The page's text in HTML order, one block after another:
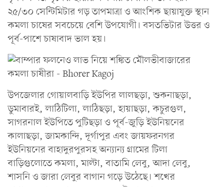
২৫/৩০ সেন্টিমিটার গড় তাপমাত্রা ও আংশিক ছায়াযুক্ত স্থান
কমলা চাষের সবচেয়ে বেশি উপযোগী। বসতভিটার উত্তর ও
পূর্ব-পাশে চাষাবাদ ভাল হয়।
উপজেলার গোয়ালবাড়ি ইউপির লালছড়া, শুকনাছড়া,
ডুমাবারই, লাঠিটিলা, লাঠিছড়া, হায়াছড়া, কচুরগুল,
সাগরনাল ইউপিতে পুটিছড়া ও পূর্ব-জুড়ি ইউনিয়নের
কালাছড়া, জামকান্দি, দূর্গাপুর এবং জায়ফরনগর
ইউনিয়নের বাহাদুরপুরসহ অন্যান্য গ্রামের টিলা
বাড়িগুলোতে কমলা, মাল্টা, বাতামি লেবু, আদা লেবু,
শাসনি ও জারা লেবুর বাগান গড়ে উঠেছে। শখের